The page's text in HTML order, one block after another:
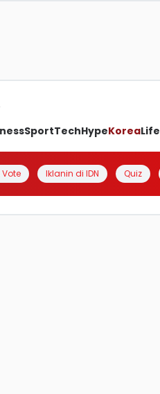
SportTechHypeKoreaLife
Vote Iklanin di IDN Quiz